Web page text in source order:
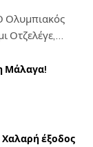
Ολυμπιακός
Οτζελέγε,…
Μάλαγα!
έξοδος